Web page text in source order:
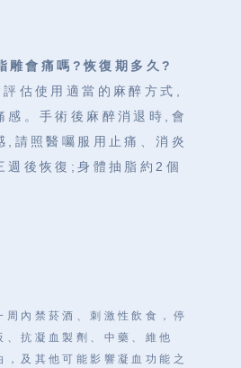
雕會痛嗎?恢復期多久?
估使用適當的麻醉方式,
感。手術後麻醉消退時,會
,請照醫囑服用止痛、消炎
週後恢復;身體抽脂約2個
周內禁菸酒、刺激性飲食，停
、抗凝血製劑、中藥、維他
，及其他可能影響凝血功能之